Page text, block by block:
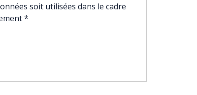
soit utilisées dans le cadre
*